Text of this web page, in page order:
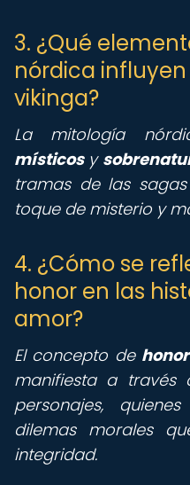
3. ¿Qué
nórdica
vikinga?
La mitología
místicosy
tramas de las
toque de misterio y
4. ¿Cómo se
honor en las
amor?
El concepto de honor
manifiesta a través
personajes,
dilemas morales
integridad.